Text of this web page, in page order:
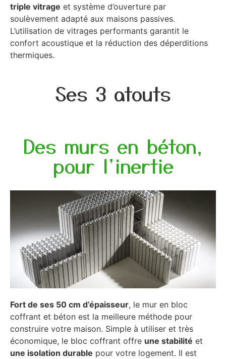
triple vitrage et système d’ouverture par
soulèvement adapté aux maisons passives.
L’utilisation de vitrages performants garantit le
confort acoustique et la réduction des déperditions
thermiques.
Ses 3 atouts
Des murs en béton,
pour l'inertie
Fort de ses 50 cm d’épaisseur, le mur en bloc
coffrant et béton est la meilleure méthode pour
construire votre maison. Simple à utiliser et très
économique, le bloc coffrant offre une stabilité et
une isolation durable pour votre logement. Il est